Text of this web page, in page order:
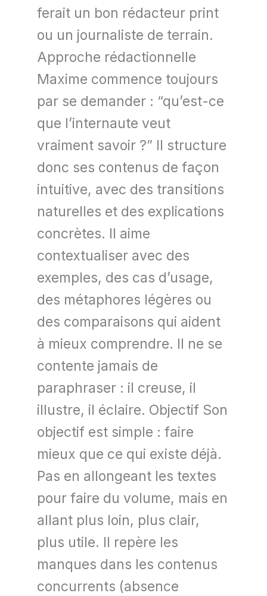
ferait un bon rédacteur print
ou un journaliste de terrain.
Approche rédactionnelle
Maxime commence toujours
par se demander : “qu’est-ce
que l’internaute veut
vraiment savoir ?” Il structure
donc ses contenus de façon
intuitive, avec des transitions
naturelles et des explications
concrètes. Il aime
contextualiser avec des
exemples, des cas d’usage,
des métaphores légères ou
des comparaisons qui aident
à mieux comprendre. Il ne se
contente jamais de
paraphraser : il creuse, il
illustre, il éclaire. Objectif Son
objectif est simple : faire
mieux que ce qui existe déjà.
Pas en allongeant les textes
pour faire du volume, mais en
allant plus loin, plus clair,
plus utile. Il repère les
manques dans les contenus
concurrents (absence